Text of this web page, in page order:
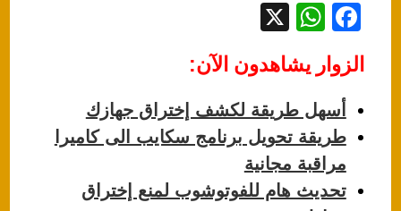
F
c
e
b
o
o
W
at
s
A
p
p
الزوار يشاهدون الآن:
أسهل طريقة لكشف إختراق جهازك
طريقة تحويل برنامج سكايب الى كاميرا
مراقبة مجانية
تحديث هام للفوتوشوب لمنع إختراق